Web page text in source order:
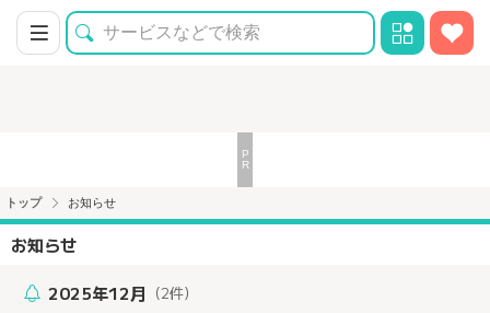
トップ お知らせ
お知らせ
2025年12月 （2件）